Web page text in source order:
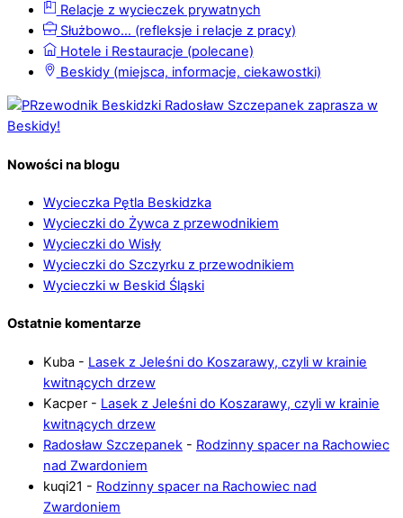
Relacje z wycieczek prywatnych
Służbowo… (refleksje i relacje z pracy)
Hotele i Restauracje (polecane)
Beskidy (miejsca, informacje, ciekawostki)
Nowości na blogu
Wycieczka Pętla Beskidzka
Wycieczki do Żywca z przewodnikiem
Wycieczki do Wisły
Wycieczki do Szczyrku z przewodnikiem
Wycieczki w Beskid Śląski
Ostatnie komentarze
Kuba - Lasek z Jeleśni do Koszarawy, czyli w krainie
kwitnących drzew
Kacper - Lasek z Jeleśni do Koszarawy, czyli w krainie
kwitnących drzew
Radosław Szczepanek - Rodzinny spacer na Rachowiec
nad Zwardoniem
kuqi21 - Rodzinny spacer na Rachowiec nad
Zwardoniem